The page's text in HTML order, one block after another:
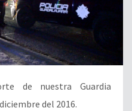
de nuestra Guardia
del 2016.